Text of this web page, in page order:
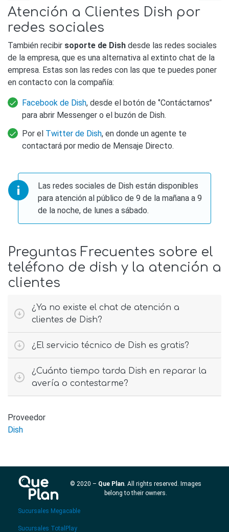
Atención a Clientes Dish por
redes sociales
También recibir soporte de Dish desde las redes sociales
de la empresa, que es una alternativa al extinto chat de la
empresa. Estas son las redes con las que te puedes poner
en contacto con la compañía:
Facebook de Dish, desde el botón de ‘’Contáctarnos’’
para abrir Messenger o el buzón de Dish.
Por el Twitter de Dish, en donde un agente te
contactará por medio de Mensaje Directo.
Las redes sociales de Dish están disponibles
para atención al público de 9 de la mañana a 9
de la noche, de lunes a sábado.
Preguntas Frecuentes sobre el
teléfono de dish y la atención a
clientes
¿Ya no existe el chat de atención a
clientes de Dish?
¿El servicio técnico de Dish es gratis?
¿Cuánto tiempo tarda Dish en reparar la
avería o contestarme?
Proveedor
Dish
© 2020 – Que Plan. All rights reserved. Images
belong to their owners.
Sucursales Megacable
Sucursales TotalPlay